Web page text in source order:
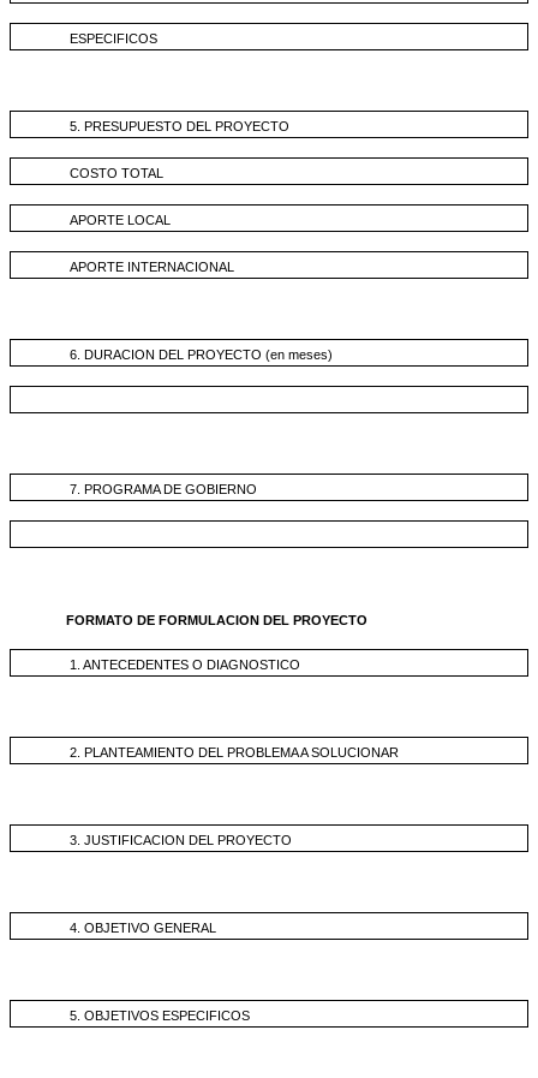
ESPECIFICOS
5. PRESUPUESTO DEL PROYECTO
COSTO TOTAL
APORTE LOCAL
APORTE INTERNACIONAL
6. DURACION DEL PROYECTO (en meses)
7. PROGRAMA DE GOBIERNO
FORMATO DE FORMULACION DEL PROYECTO
1. ANTECEDENTES O DIAGNOSTICO
2. PLANTEAMIENTO DEL PROBLEMA A SOLUCIONAR
3. JUSTIFICACION DEL PROYECTO
4. OBJETIVO GENERAL
5. OBJETIVOS ESPECIFICOS